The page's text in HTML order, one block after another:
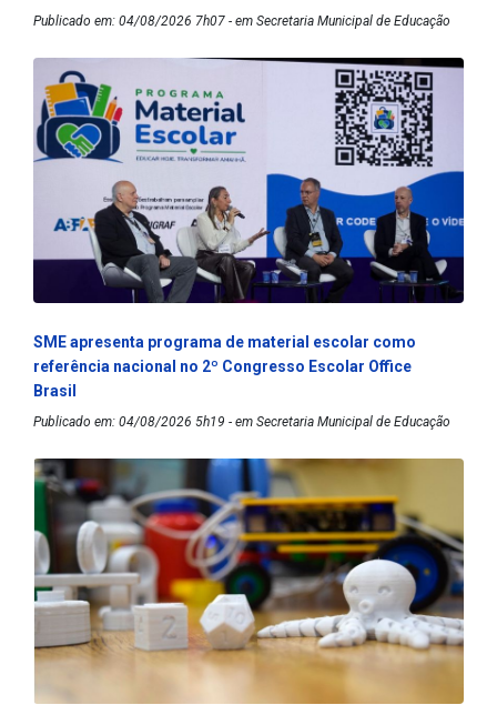
Publicado em: 04/08/2026 7h07 - em Secretaria Municipal de Educação
SME apresenta programa de material escolar como
referência nacional no 2º Congresso Escolar Office
Brasil
Publicado em: 04/08/2026 5h19 - em Secretaria Municipal de Educação